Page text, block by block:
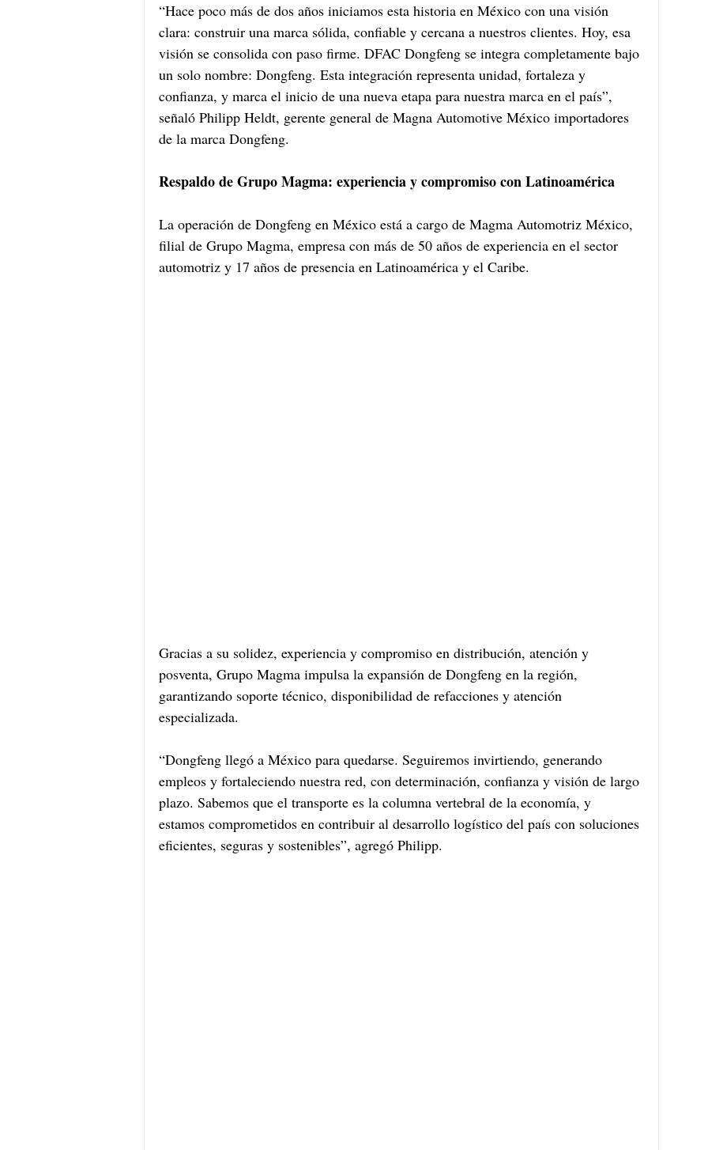
“Hace poco más de dos años iniciamos esta historia en México con una visión
clara: construir una marca sólida, confiable y cercana a nuestros clientes. Hoy, esa
visión se consolida con paso firme. DFAC Dongfeng se integra completamente bajo
un solo nombre: Dongfeng. Esta integración representa unidad, fortaleza y
confianza, y marca el inicio de una nueva etapa para nuestra marca en el país”,
señaló Philipp Heldt, gerente general de Magna Automotive México importadores
de la marca Dongfeng.
Respaldo de Grupo Magma: experiencia y compromiso con Latinoamérica
La operación de Dongfeng en México está a cargo de Magma Automotriz México,
filial de Grupo Magma, empresa con más de 50 años de experiencia en el sector
automotriz y 17 años de presencia en Latinoamérica y el Caribe.
Gracias a su solidez, experiencia y compromiso en distribución, atención y
posventa, Grupo Magma impulsa la expansión de Dongfeng en la región,
garantizando soporte técnico, disponibilidad de refacciones y atención
especializada.
“Dongfeng llegó a México para quedarse. Seguiremos invirtiendo, generando
empleos y fortaleciendo nuestra red, con determinación, confianza y visión de largo
plazo. Sabemos que el transporte es la columna vertebral de la economía, y
estamos comprometidos en contribuir al desarrollo logístico del país con soluciones
eficientes, seguras y sostenibles”, agregó Philipp.